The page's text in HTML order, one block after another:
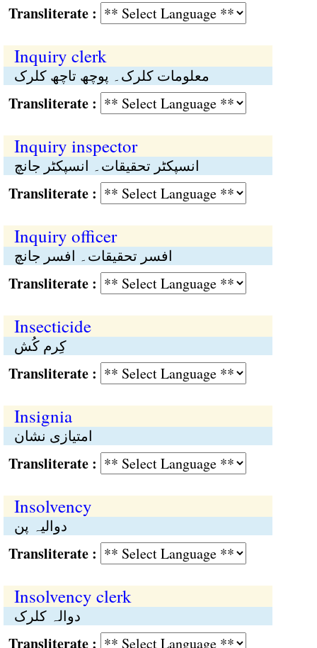
:
Inquiry clerk
معلومات کلرک۔ پوچھ تاچھ کلرک
:
Inquiry inspector
انسپکٹر تحقیقات۔ انسپکٹر جانچ
:
Inquiry officer
افسر تحقیقات۔ افسر جانچ
:
Insecticide
کِرم کُش
:
Insignia
امتیازی نشان
:
Insolvency
دوالیہ پن
:
Insolvency clerk
دوالہ کلرک
: